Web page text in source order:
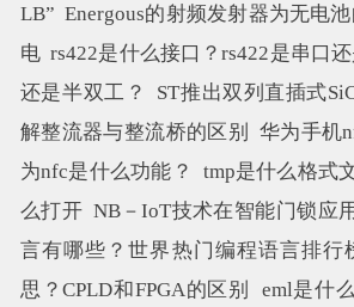
LB” Energous的射频发射器为无电
电 rs422是什么接口？rs422是串口
还是半双工？
ST推出双列直插式
解整流器与整流桥的区别
华为手机
为nfc是什么功能？
tmp是什么格式
么打开 NB－IoT技术在智能门锁应
言有哪些？世界热门编程语言排行
思？CPLD和FPGA的区别
eml是什